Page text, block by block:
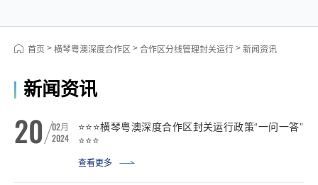
首页 > 横琴粤澳深度合作区 > 合作区分线管理封关运行 > 新闻资讯
新闻资讯
20 02月
2024
⭐️⭐️⭐️横琴粤澳深度合作区封关运行政策“一问一答”
⭐️⭐️⭐️
查看更多